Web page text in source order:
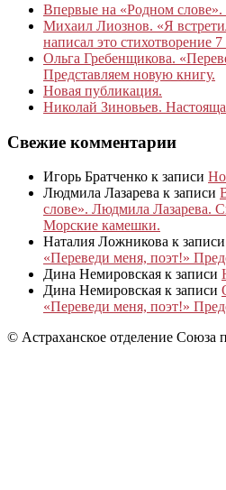
Впервые на «Родном
Михаил Лиознов. «Я
написал это стихотворение 7
Ольга Гребенщикова.
Представляем новую книгу.
Новая публикация.
Николай Зиновьев.
Свежие комментарии
Игорь Братченко к записи
Людмила Лазарева к записи
слове». Людмила Лазарева.
Морские камешки.
Наталия Ложникова к записи
«Переведи меня, поэт!»
Дина Немировская к записи
Дина Немировская к записи
«Переведи меня, поэт!»
© Астраханское отделение Союза